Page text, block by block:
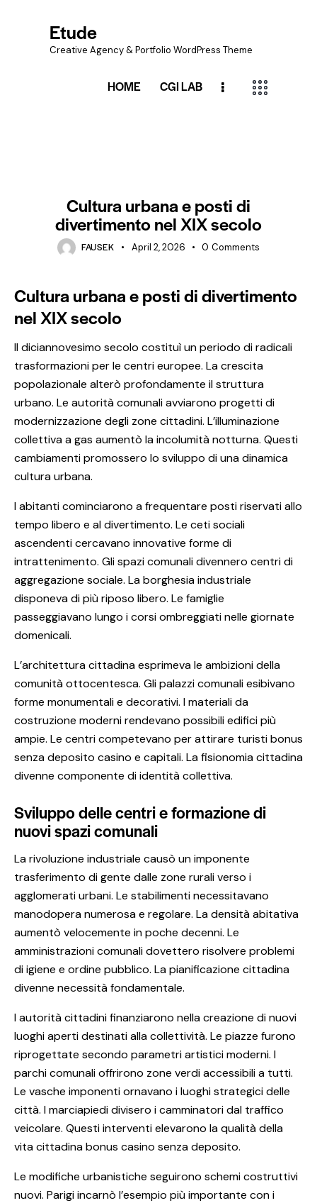
Etude
Creative Agency & Portfolio WordPress Theme
HOME CGI LAB
Cultura urbana e posti di
divertimento nel XIX secolo
FAUSEK April 2, 2026 0 Comments
Cultura urbana e posti di divertimento
nel XIX secolo
Il diciannovesimo secolo costituì un periodo di radicali
trasformazioni per le centri europee. La crescita
popolazionale alterò profondamente il struttura
urbano. Le autorità comunali avviarono progetti di
modernizzazione degli zone cittadini. L’illuminazione
collettiva a gas aumentò la incolumità notturna. Questi
cambiamenti promossero lo sviluppo di una dinamica
cultura urbana.
I abitanti cominciarono a frequentare posti riservati allo
tempo libero e al divertimento. Le ceti sociali
ascendenti cercavano innovative forme di
intrattenimento. Gli spazi comunali divennero centri di
aggregazione sociale. La borghesia industriale
disponeva di più riposo libero. Le famiglie
passeggiavano lungo i corsi ombreggiati nelle giornate
domenicali.
L’architettura cittadina esprimeva le ambizioni della
comunità ottocentesca. Gli palazzi comunali esibivano
forme monumentali e decorativi. I materiali da
costruzione moderni rendevano possibili edifici più
ampie. Le centri competevano per attirare turisti bonus
senza deposito casino e capitali. La fisionomia cittadina
divenne componente di identità collettiva.
Sviluppo delle centri e formazione di
nuovi spazi comunali
La rivoluzione industriale causò un imponente
trasferimento di gente dalle zone rurali verso i
agglomerati urbani. Le stabilimenti necessitavano
manodopera numerosa e regolare. La densità abitativa
aumentò velocemente in poche decenni. Le
amministrazioni comunali dovettero risolvere problemi
di igiene e ordine pubblico. La pianificazione cittadina
divenne necessità fondamentale.
I autorità cittadini finanziarono nella creazione di nuovi
luoghi aperti destinati alla collettività. Le piazze furono
riprogettate secondo parametri artistici moderni. I
parchi comunali offrirono zone verdi accessibili a tutti.
Le vasche imponenti ornavano i luoghi strategici delle
città. I marciapiedi divisero i camminatori dal traffico
veicolare. Questi interventi elevarono la qualità della
vita cittadinabonus casino senza deposito.
Le modifiche urbanistiche seguirono schemi costruttivi
nuovi. Parigi incarnò l’esempio più importante con i